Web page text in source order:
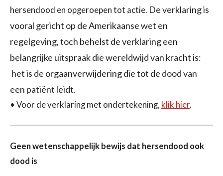
hersendood en opgeroepen tot actie. De verklaring is
vooral gericht op de Amerikaanse wet en
regelgeving, toch behelst de verklaring een
belangrijke uitspraak die wereldwijd van kracht is:
het is de orgaanverwijdering die tot de dood van
een patiënt leidt.
• Voor de verklaring met ondertekening, klik hier.
Geen wetenschappelijk bewijs dat hersendood ook
dood is